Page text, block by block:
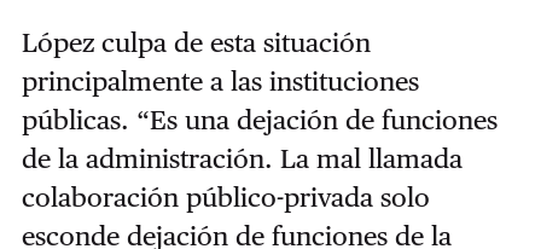
López culpa de esta situación
principalmente a las instituciones
públicas. “Es una dejación de funciones
de la administración. La mal llamada
colaboración público-privada solo
esconde dejación de funciones de la